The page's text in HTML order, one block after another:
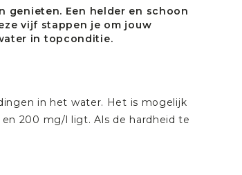
genieten. Een helder en schoon
vijf stappen je om jouw
in topconditie.
in het water. Het is mogelijk
200 mg/l ligt. Als de hardheid te